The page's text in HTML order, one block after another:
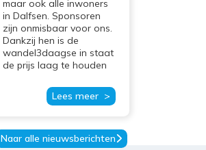
maar ook alle inwoners
in Dalfsen. Sponsoren
zijn onmisbaar voor ons.
Dankzij hen is de
wandel3daagse in staat
de prijs laag te houden
Lees meer >
Naar alle nieuwsberichten